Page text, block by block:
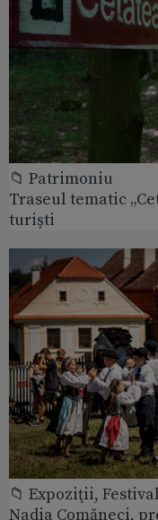
📁 Patrimoniu
Traseul tematic
turiști
📁 Expoziţii,
Nadia Comăneci,